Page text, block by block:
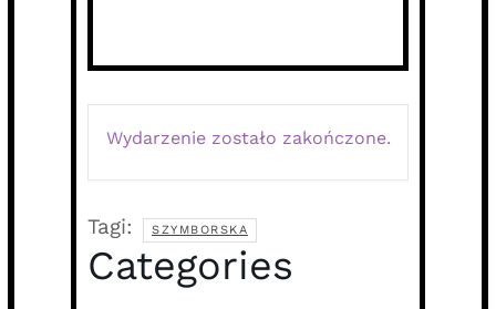
Wydarzenie zostało zakończone.
Tagi: SZYMBORSKA
Categories